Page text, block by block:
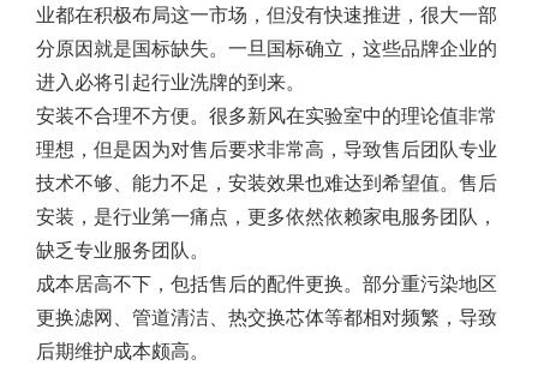
业都在积极布局这一市场，但没有快速推进，很大一部
分原因就是国标缺失。一旦国标确立，这些品牌企业的
进入必将引起行业洗牌的到来。
安装不合理不方便。很多新风在实验室中的理论值非常
理想，但是因为对售后要求非常高，导致售后团队专业
技术不够、能力不足，安装效果也难达到希望值。售后
安装，是行业第一痛点，更多依然依赖家电服务团队，
缺乏专业服务团队。
成本居高不下，包括售后的配件更换。部分重污染地区
更换滤网、管道清洁、热交换芯体等都相对频繁，导致
后期维护成本颇高。